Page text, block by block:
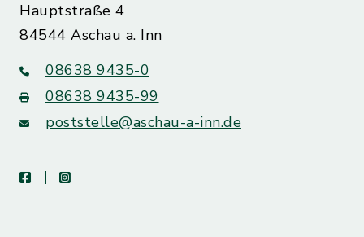
Hauptstraße 4
84544 Aschau a. Inn
08638 9435-0
08638 9435-99
poststelle@aschau-a-inn.de
facebookinstagram